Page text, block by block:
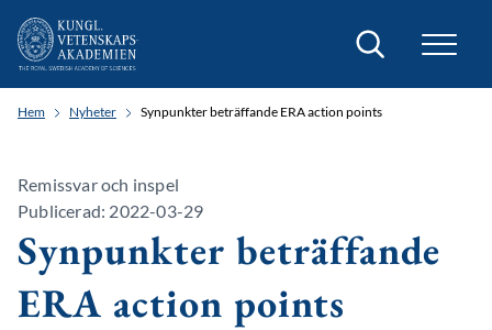
Sök
Hem Nyheter Synpunkter beträffande ERA action points
Remissvar och inspel
Publicerad: 2022-03-29
Synpunkter beträffande
ERA action points